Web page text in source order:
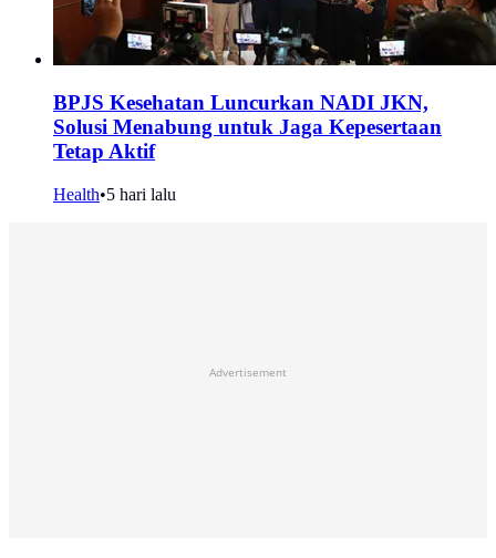
BPJS Kesehatan Luncurkan NADI JKN,
Solusi Menabung untuk Jaga Kepesertaan
Tetap Aktif
Health•5 hari lalu
Advertisement